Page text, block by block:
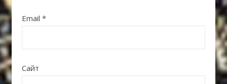
Email *
Сайт